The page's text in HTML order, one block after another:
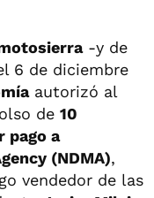
-y de
6 de diciembre
autorizó al
de 10
pago a
(NDMA),
vendedor de las